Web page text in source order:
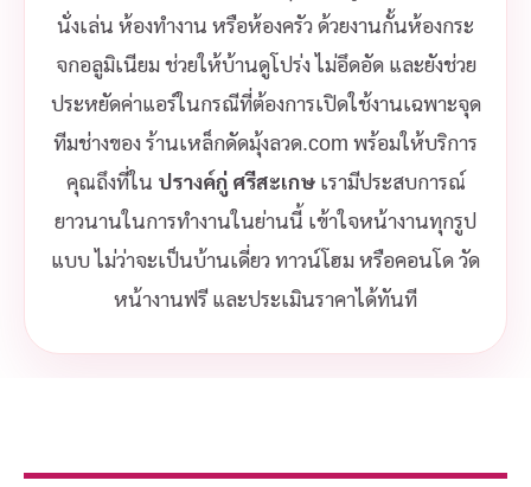
นั่งเล่น ห้องทำงาน หรือห้องครัว ด้วยงานกั้นห้องกระ
จกอลูมิเนียม ช่วยให้บ้านดูโปร่ง ไม่อึดอัด และยังช่วย
ประหยัดค่าแอร์ในกรณีที่ต้องการเปิดใช้งานเฉพาะจุด
ทีมช่างของ ร้านเหล็กดัดมุ้งลวด.com พร้อมให้บริการ
คุณถึงที่ใน ปรางค์กู่ ศรีสะเกษเรามีประสบการณ์
ยาวนานในการทำงานในย่านนี้ เข้าใจหน้างานทุกรูป
แบบ ไม่ว่าจะเป็นบ้านเดี่ยว ทาวน์โฮม หรือคอนโด วัด
หน้างานฟรี และประเมินราคาได้ทันที